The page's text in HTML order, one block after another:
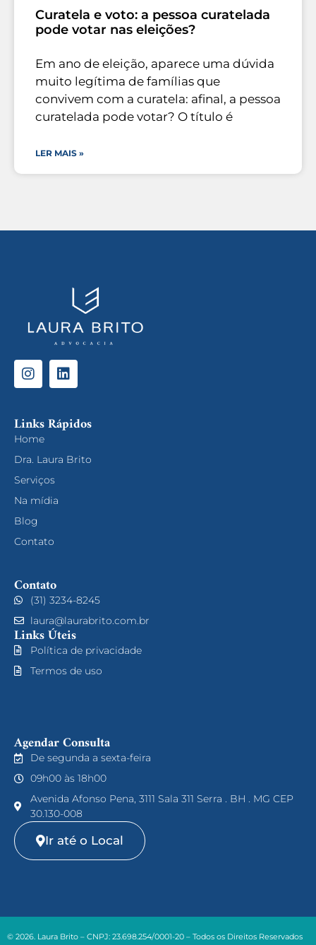
Curatela e voto: a pessoa curatelada
pode votar nas eleições?
Em ano de eleição, aparece uma dúvida
muito legítima de famílias que
convivem com a curatela: afinal, a pessoa
curatelada pode votar? O título é
LER MAIS »
Links Rápidos
Home
Dra. Laura Brito
Serviços
Na mídia
Blog
Contato
Contato
(31) 3234-8245
laura@laurabrito.com.br
Links Úteis
Política de privacidade
Termos de uso
Agendar Consulta
De segunda a sexta-feira
09h00 às 18h00
Avenida Afonso Pena, 3111 Sala 311 Serra . BH . MG CEP
30.130-008
Ir até o Local
© 2026. Laura Brito – CNPJ: 23.698.254/0001-20 – Todos os Direitos Reservados